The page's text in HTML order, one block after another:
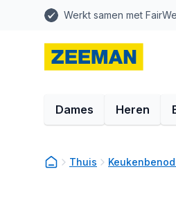
Werkt samen met
Dames Heren
Thuis